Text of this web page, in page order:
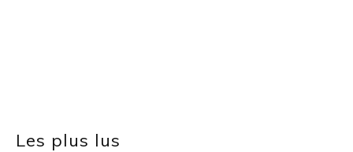
Les plus lus